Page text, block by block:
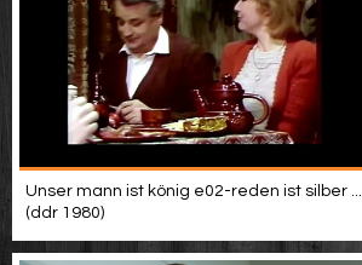
Unser mann ist könig e02-reden ist silber ...
(ddr 1980)